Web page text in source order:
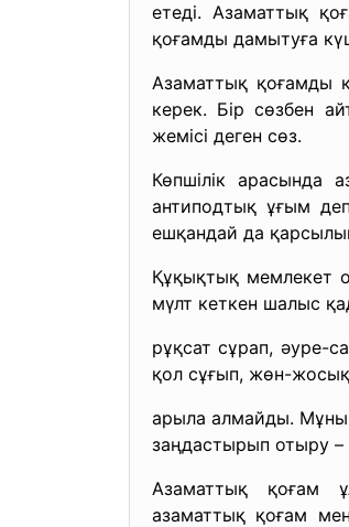
етеді. Азаматтық
қоғамды дамытуға
Азаматтық қоғамды
керек. Бір сөзбен
жемісі деген сөз.
Көпшілік арасында
антиподтық ұғым
ешқандай да
Құқықтық мемлекет
мүлт кеткен шалыс
рұқсат сұрап, әуре-
қол сұғып, жөн-
арыла алмайды. Мұны
заңдастырып отыру –
Азаматтық қоғам
азаматтық қоғам